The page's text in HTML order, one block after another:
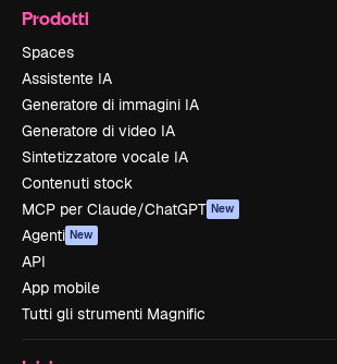
Prodotti
Spaces
Assistente IA
Generatore di immagini IA
Generatore di video IA
Sintetizzatore vocale IA
Contenuti stock
MCP per Claude/ChatGPT New
Agenti New
API
App mobile
Tutti gli strumenti Magnific